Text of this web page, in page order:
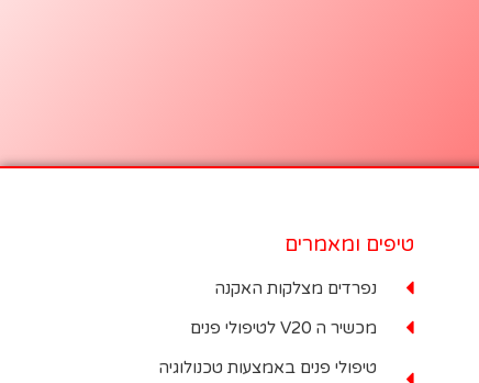
טיפים ומאמרים
נפרדים מצלקות האקנה
מכשיר ה V20 לטיפולי פנים
טיפולי פנים באמצעות טכנולוגיה